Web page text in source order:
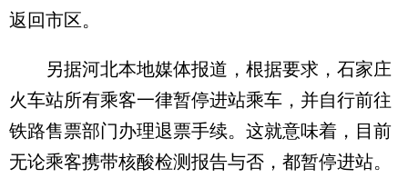
返回市区。
另据河北本地媒体报道，根据要求，石家庄
火车站所有乘客一律暂停进站乘车，并自行前往
铁路售票部门办理退票手续。这就意味着，目前
无论乘客携带核酸检测报告与否，都暂停进站。